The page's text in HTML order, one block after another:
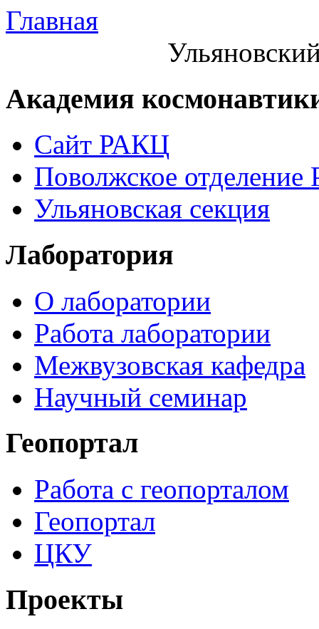
Главная
Академия
Сайт РАКЦ
Поволжское
Ульяновская секция
Лаборатория
О лаборатории
Работа лаборатории
Межвузовская кафедра
Научный семинар
Геопортал
Работа с геопорталом
Геопортал
ЦКУ
Проекты